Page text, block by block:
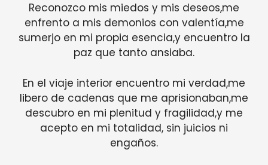
Reconozco mis miedos y mis deseos,me
enfrento a mis demonios con valentía,me
sumerjo en mi propia esencia,y encuentro la
paz que tanto ansiaba.
En el viaje interior encuentro mi verdad,me
libero de cadenas que me aprisionaban,me
descubro en mi plenitud y fragilidad,y me
acepto en mi totalidad, sin juicios ni
engaños.